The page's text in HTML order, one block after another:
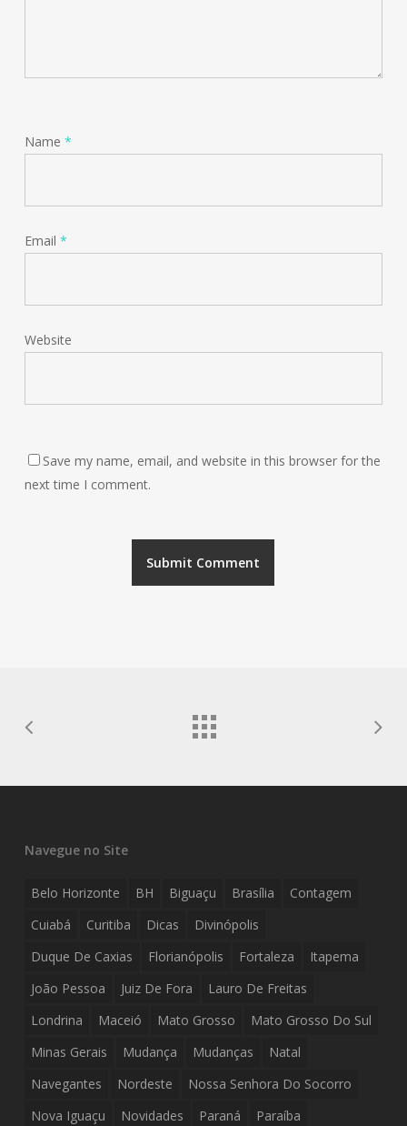
Name *
Email *
Website
Save my name, email, and website in this browser for the
next time I comment.
Navegue no Site
Belo Horizonte BH Biguaçu Brasília
Contagem
Cuiabá
Curitiba Dicas
Divinópolis
Duque De Caxias
Florianópolis Fortaleza
Itapema
João Pessoa
Juiz De Fora
Lauro De Freitas
Londrina
Maceió Mato Grosso
Mato Grosso Do Sul
Minas Gerais
Mudança Mudanças
Natal
Navegantes
Nordeste
Nossa Senhora Do Socorro
Nova Iguaçu
Novidades Paraná
Paraíba